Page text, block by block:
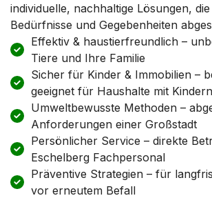
individuelle, nachhaltige Lösungen,
Bedürfnisse und Gegebenheiten
Effektiv & haustierfreundlich –
Tiere und Ihre Familie
Sicher für Kinder & Immobilien –
geeignet für Haushalte mit Kindern
Umweltbewusste Methoden –
Anforderungen einer Großstadt
Persönlicher Service – direkte
Eschelberg Fachpersonal
Präventive Strategien – für
vor erneutem Befall